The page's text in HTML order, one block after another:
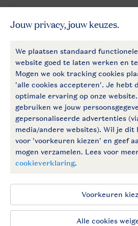
Follow Us
facebook
Blijf op de hoogte
Meer Landal
Toegankelijkheid